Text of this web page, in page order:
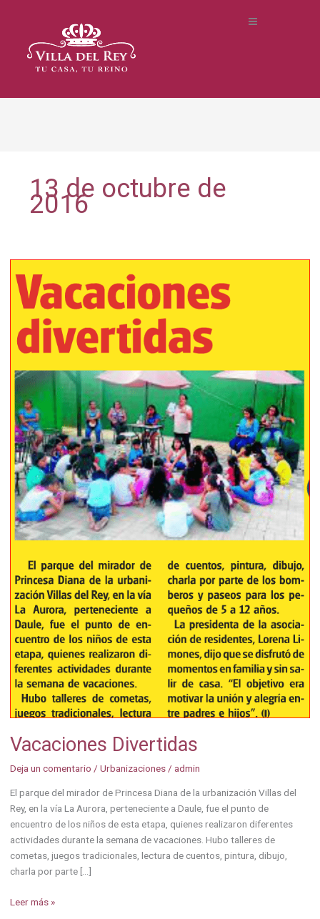
13 de octubre de
2016
Vacaciones Divertidas
Deja un comentario / Urbanizaciones/ admin
El parque del mirador de Princesa Diana de la urbanización Villas del
Rey, en la vía La Aurora, perteneciente a Daule, fue el punto de
encuentro de los niños de esta etapa, quienes realizaron diferentes
actividades durante la semana de vacaciones. Hubo talleres de
cometas, juegos tradicionales, lectura de cuentos, pintura, dibujo,
charla por parte […]
Divertidas
Leer más »